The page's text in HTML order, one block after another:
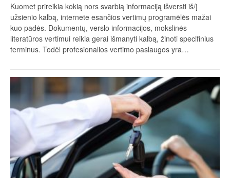
Kuomet prireikia kokią nors svarbią informaciją išversti iš/į
užsienio kalbą, internete esančios vertimų programėlės mažai
kuo padės. Dokumentų, verslo informacijos, mokslinės
literatūros vertimui reikia gerai išmanyti kalbą, žinoti specifinius
terminus. Todėl profesionalios vertimo paslaugos yra…